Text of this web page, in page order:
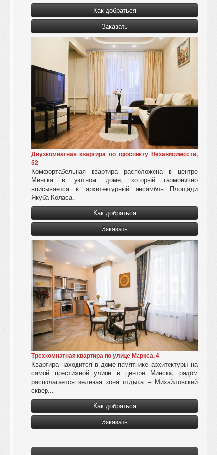
Как добраться
Заказать
Двухкомнатная квартира по проспекту Независимости,
52
Комфортабельная квартира расположена в центре
Минска в уютном доме, который гармонично
вписывается в архитектурный ансамбль Площади
Якуба Коласа.
Как добраться
Заказать
Трехкомнатная квартира по улице Маркса, 4
Квартира находится в доме-памятнике архитектуры на
самой престижной улице в центре Минска, рядом
располагается зеленая зона отдыха – Михайловский
сквер...
Как добраться
Заказать